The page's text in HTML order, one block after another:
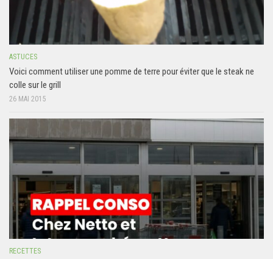
ASTUCES
Voici comment utiliser une pomme de terre pour éviter que le steak ne
colle sur le grill
26 MAI 2015
RECETTES